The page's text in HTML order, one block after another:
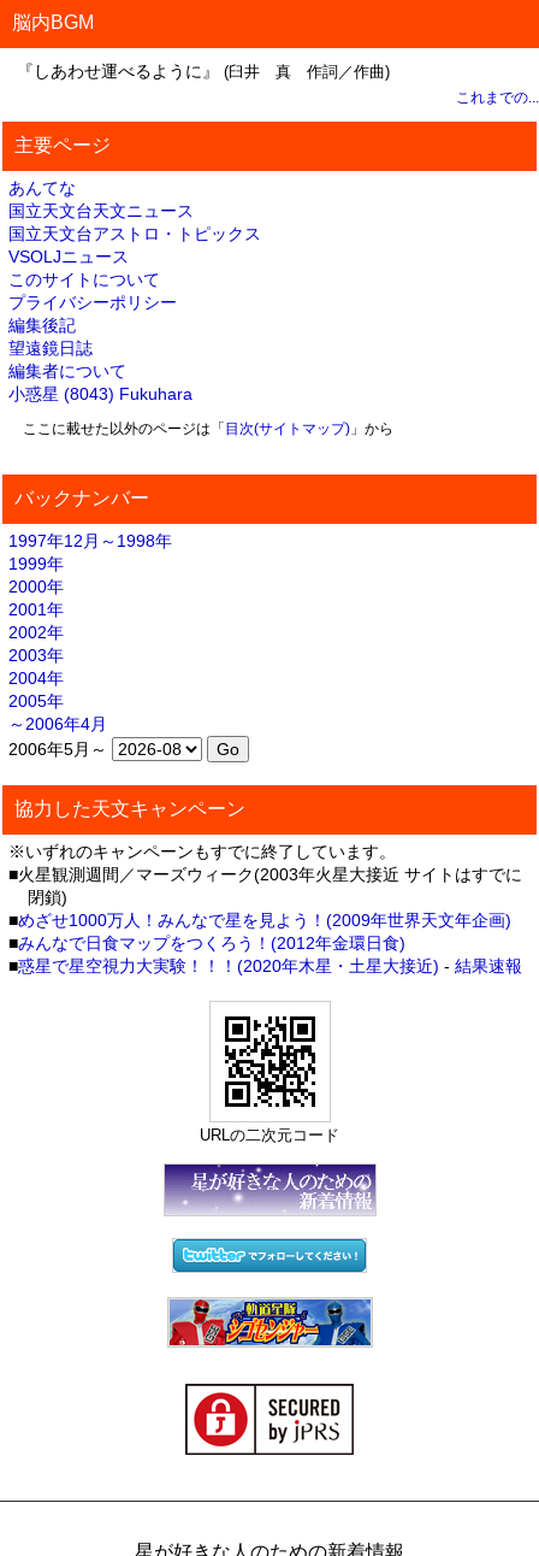
脳内BGM
『しあわせ運べるように』 (臼井 真 作詞／作曲)
これまでの...
主要ページ
あんてな
国立天文台天文ニュース
国立天文台アストロ・トピックス
VSOLJニュース
このサイトについて
プライバシーポリシー
編集後記
望遠鏡日誌
編集者について
小惑星 (8043) Fukuhara
ここに載せた以外のページは「 目次(サイトマップ)」から
バックナンバー
1997年12月～1998年
1999年
2000年
2001年
2002年
2003年
2004年
2005年
～2006年4月
2006年5月～
協力した天文キャンペーン
※いずれのキャンペーンもすでに終了しています。
■火星観測週間／マーズウィーク(2003年火星大接近 サイトはすでに
閉鎖)
■めざせ1000万人！みんなで星を見よう！(2009年世界天文年企画)
■みんなで日食マップをつくろう！(2012年金環日食)
■惑星で星空視力大実験！！！(2020年木星・土星大接近) - 結果速報
URLの二次元コード
星が好きな人のための新着情報